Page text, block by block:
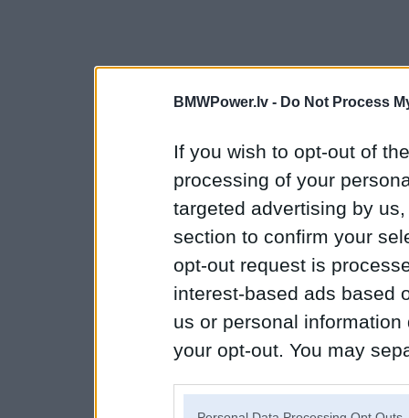
BMWPower.lv - Do Not Process
If you wish to opt-out of
processing of your
targeted advertising by
section to confirm your
opt-out request is
interest-based ads based
us or personal
your opt-out. You may